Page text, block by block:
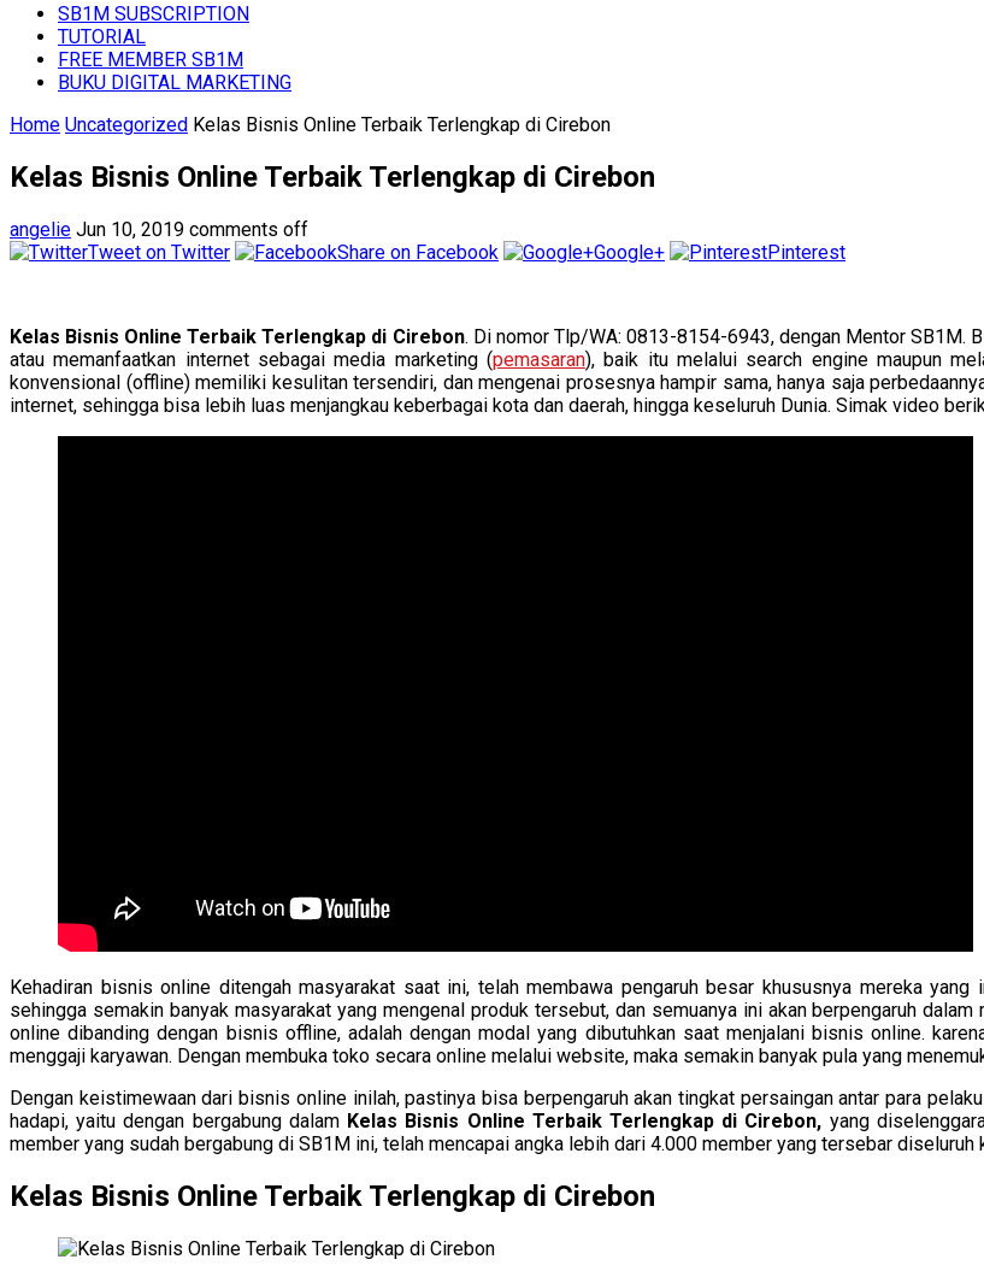
SB1M SUBSCRIPTION
TUTORIAL
FREE MEMBER SB1M
BUKU DIGITAL MARKETING
Home Uncategorized Kelas Bisnis Online Terbaik Terlengkap di Cirebon
Kelas Bisnis Online Terbaik Terlengkap di Cirebon
angelie Jun 10, 2019 comments off
Tweet on Twitter
Share on Facebook Google+ Pinterest
Kelas Bisnis Online Terbaik Terlengkap di Cirebon. Di nomor Tlp/WA: 0813-8154-6943, dengan Mentor SB1M.
atau memanfaatkan internet sebagai media marketing (pemasaran), baik itu melalui search engine maupun
konvensional (offline) memiliki kesulitan tersendiri, dan mengenai prosesnya hampir sama, hanya saja
internet, sehingga bisa lebih luas menjangkau keberbagai kota dan daerah, hingga keseluruh Dunia. Simak video
Kehadiran bisnis online ditengah masyarakat saat ini, telah membawa pengaruh besar khususnya mereka
sehingga semakin banyak masyarakat yang mengenal produk tersebut, dan semuanya ini akan berpengaruh
online dibanding dengan bisnis offline, adalah dengan modal yang dibutuhkan saat menjalani bisnis online.
menggaji karyawan. Dengan membuka toko secara online melalui website, maka semakin banyak pula yang
Dengan keistimewaan dari bisnis online inilah, pastinya bisa berpengaruh akan tingkat persaingan antar para
hadapi, yaitu dengan bergabung dalam Kelas Bisnis Online Terbaik Terlengkap di Cirebon, yang
member yang sudah bergabung di SB1M ini, telah mencapai angka lebih dari 4.000 member yang tersebar diseluruh
Kelas Bisnis Online Terbaik Terlengkap di Cirebon